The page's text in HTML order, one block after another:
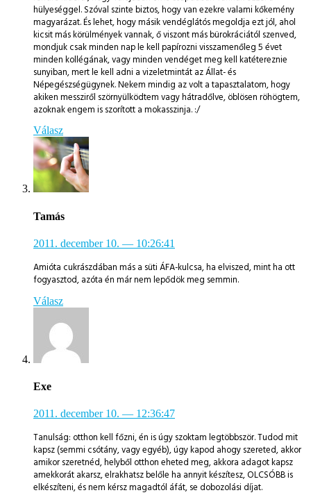
hülyeséggel. Szóval szinte biztos, hogy van ezekre valami kőkemény
magyarázat. És lehet, hogy másik vendéglátós megoldja ezt jól, ahol
kicsit más körülmények vannak, ő viszont más bürokráciától szenved,
mondjuk csak minden nap le kell papírozni visszamenőleg 5 évet
minden kollégának, vagy minden vendéget meg kell katétereznie
sunyiban, mert le kell adni a vizeletmintát az Állat- és
Népegészségügynek. Nekem mindig az volt a tapasztalatom, hogy
akiken messziről szörnyülködtem vagy hátradőlve, öblösen röhögtem,
azoknak engem is szorított a mokasszinja. :/
Válasz
Tamás
2011. december 10. — 10:26:41
Amióta cukrászdában más a süti ÁFA-kulcsa, ha elviszed, mint ha ott
fogyasztod, azóta én már nem lepődök meg semmin.
Válasz
Exe
2011. december 10. — 12:36:47
Tanulság: otthon kell főzni, én is úgy szoktam legtöbbször. Tudod mit
kapsz (semmi csótány, vagy egyéb), úgy kapod ahogy szereted, akkor
amikor szeretnéd, helyből otthon eheted meg, akkora adagot kapsz
amekkorát akarsz, elrakhatsz belőle ha annyit készítesz, OLCSÓBB is
elkészíteni, és nem kérsz magadtól áfát, se dobozolási díjat.